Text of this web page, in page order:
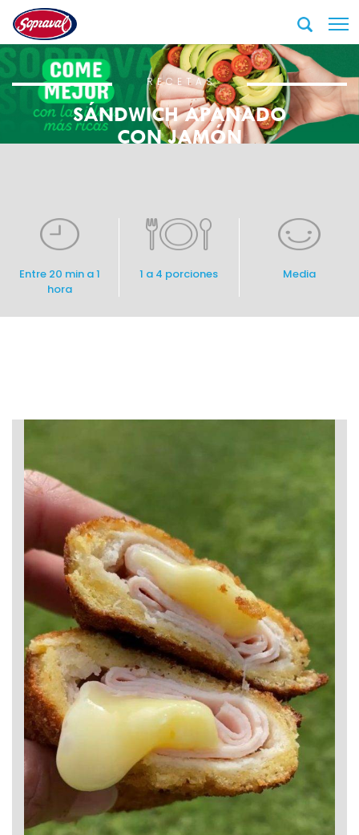
RECETAS
SÁNDWICH APANADO
CON JAMÓN
Entre 20 min a 1
hora
1 a 4 porciones Media